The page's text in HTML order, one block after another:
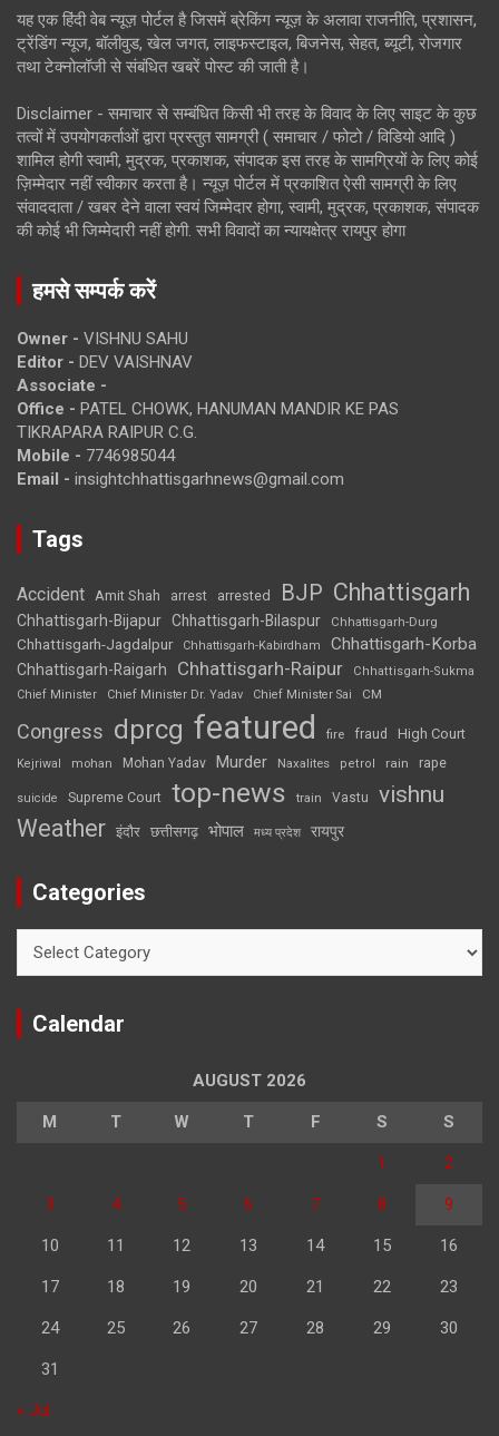
यह एक हिंदी वेब न्यूज़ पोर्टल है जिसमें ब्रेकिंग न्यूज़ के अलावा राजनीति, प्रशासन,
ट्रेंडिंग न्यूज, बॉलीवुड, खेल जगत, लाइफस्टाइल, बिजनेस, सेहत, ब्यूटी, रोजगार
तथा टेक्नोलॉजी से संबंधित खबरें पोस्ट की जाती है।
Disclaimer - समाचार से सम्बंधित किसी भी तरह के विवाद के लिए साइट के कुछ
तत्वों में उपयोगकर्ताओं द्वारा प्रस्तुत सामग्री ( समाचार / फोटो / विडियो आदि )
शामिल होगी स्वामी, मुद्रक, प्रकाशक, संपादक इस तरह के सामग्रियों के लिए कोई
ज़िम्मेदार नहीं स्वीकार करता है। न्यूज़ पोर्टल में प्रकाशित ऐसी सामग्री के लिए
संवाददाता / खबर देने वाला स्वयं जिम्मेदार होगा, स्वामी, मुद्रक, प्रकाशक, संपादक
की कोई भी जिम्मेदारी नहीं होगी. सभी विवादों का न्यायक्षेत्र रायपुर होगा
हमसे सम्पर्क करें
Owner - VISHNU SAHU
Editor - DEV VAISHNAV
Associate -
Office - PATEL CHOWK, HANUMAN MANDIR KE PAS
TIKRAPARA RAIPUR C.G.
Mobile - 7746985044
Email - insightchhattisgarhnews@gmail.com
Tags
Accident Amit Shah arrest arrested BJP Chhattisgarh
Chhattisgarh-Bijapur Chhattisgarh-Bilaspur Chhattisgarh-Durg
Chhattisgarh-Jagdalpur Chhattisgarh-Kabirdham Chhattisgarh-Korba
Chhattisgarh-Raigarh Chhattisgarh-Raipur
Chhattisgarh-Sukma
Chief Minister
Chief Minister Dr. Yadav Chief Minister Sai CM
Congress dprcg featured fire fraud High Court
Kejriwal mohan Mohan Yadav Murder Naxalites petrol rain rape
suicide Supreme Court top-news train Vastu vishnu
Weather इंदौर छत्तीसगढ़ भोपाल मध्य प्रदेश रायपुर
Categories
Calendar
AUGUST 2026
M T W T F S S
1 2
3 4 5 6 7 8 9
10 11 12 13 14 15 16
17 18 19 20 21 22 23
24 25 26 27 28 29 30
31
« Jul